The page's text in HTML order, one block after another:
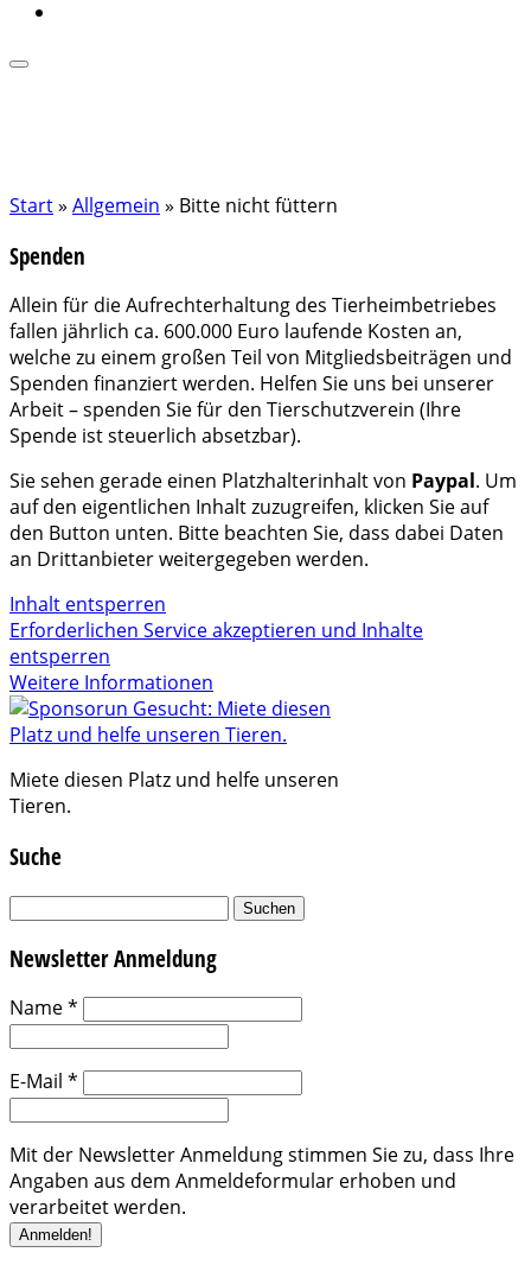
Start» Allgemein » Bitte nicht füttern
Spenden
Allein für die Aufrechterhaltung des Tierheimbetriebes
fallen jährlich ca. 600.000 Euro laufende Kosten an,
welche zu einem großen Teil von Mitgliedsbeiträgen und
Spenden finanziert werden. Helfen Sie uns bei unserer
Arbeit – spenden Sie für den Tierschutzverein (Ihre
Spende ist steuerlich absetzbar).
Sie sehen gerade einen Platzhalterinhalt von Paypal. Um
auf den eigentlichen Inhalt zuzugreifen, klicken Sie auf
den Button unten. Bitte beachten Sie, dass dabei Daten
an Drittanbieter weitergegeben werden.
Inhalt entsperren
Erforderlichen Service akzeptieren und Inhalte
entsperren
Weitere Informationen
Miete diesen Platz und helfe unseren
Tieren.
Suche
Suchen
Newsletter Anmeldung
Name*
E-Mail *
Mit der Newsletter Anmeldung stimmen Sie zu, dass Ihre
Angaben aus dem Anmeldeformular erhoben und
verarbeitet werden.